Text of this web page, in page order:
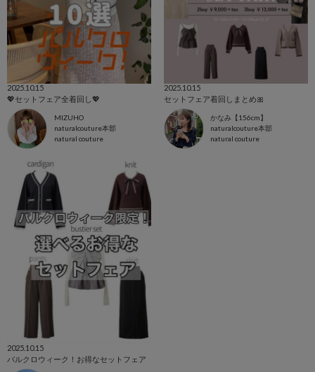
2025.10.15
💖セットフェア全着回し💖
MIZUHO
naturalcouture本部
natural couture
2025.10.15
セットフェア着回しまとめ🎀
かなみ【156cm】
naturalcouture本部
natural couture
2025.10.15
パルクロウィーク！お得なセットフェア